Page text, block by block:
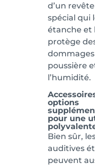
d’un
spécial qui
étanche et
protège
dommages
poussière
l’humidité.
options
pour une
Bien sûr,
auditives
peuvent